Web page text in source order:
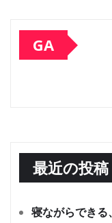
GA
最近の投稿
寝ながらできる